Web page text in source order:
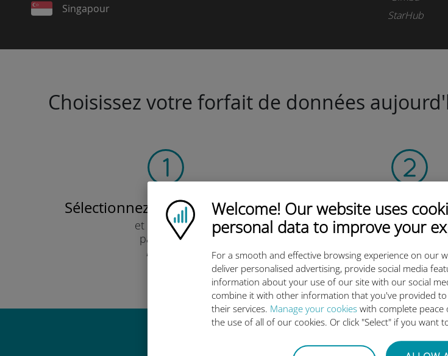
Ubigi logo
Welcome! Our website uses
personal data to improve your
For a smooth and effective browsing experience on our
deliver personalised advertising, provide social media
information about your use of our site with our social
combine it with other information that you've provided
their services. Manage your cookies with complete peace
the use of all of our cookies. Or click "Select" if you want
Singapour
StarHub
Choisissez votre forfait de données
Sélectionnez votre forfait data
et recevez-le
par e-mail.
Rapide !
Scannez
le QR code
et installer l'eSIM
Efficace !
Pourquoi l'eSIM